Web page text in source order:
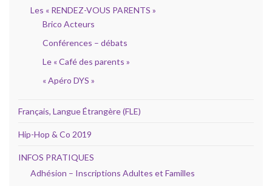
Les « RENDEZ-VOUS PARENTS »
Brico Acteurs
Conférences – débats
Le « Café des parents »
« Apéro DYS »
Français, Langue Étrangère (FLE)
Hip-Hop & Co 2019
INFOS PRATIQUES
Adhésion – Inscriptions Adultes et Familles